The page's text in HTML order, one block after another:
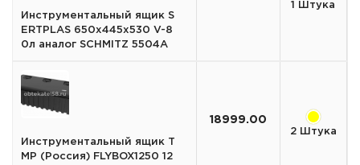
Инструментальный ящик S
ERTPLAS 650x445x530 V-8
0л аналог SCHMITZ 5504A
1 Штука
Инструментальный ящик T
MP (Россия) FLYBOX1250 12
18999.00
2 Штука